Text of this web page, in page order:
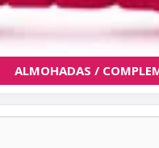
ALMOHADAS /